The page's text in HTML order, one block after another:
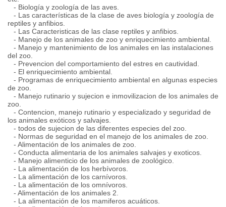
- Biología y zoología de las aves.
- Las características de la clase de aves biología y zoología de
reptiles y anfibios.
- Las Caracteristicas de las clase reptiles y anfibios.
- Manejo de los animales de zoo y enriquecimiento ambiental.
- Manejo y mantenimiento de los animales en las instalaciones
del zoo.
- Prevencion del comportamiento del estres en cautividad.
- El enriquecimiento ambiental.
- Programas de enriquecimiento ambiental en algunas especies
de zoo.
- Manejo rutinario y sujecion e inmovilizacion de los animales de
zoo.
- Contencion, manejo rutinario y especializado y seguridad de
los animales exóticos y salvajes.
- todos de sujecion de las diferentes especies del zoo.
- Normas de seguridad en el manejo de los animales de zoo.
- Alimentación de los animales de zoo.
- Conducta alimentaria de los animales salvajes y exoticos.
- Manejo alimenticio de los animales de zoológico.
- La alimentación de los herbívoros.
- La alimentación de los carnívoros.
- La alimentación de los omnívoros.
- Alimentación de los animales 2.
- La alimentación de los mamiferos acuáticos.